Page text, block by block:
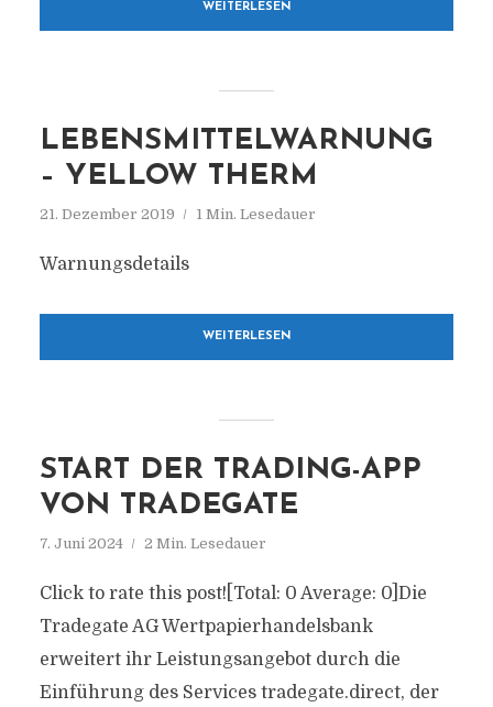
WEITERLESEN
LEBENSMITTELWARNUNG
– YELLOW THERM
21. Dezember 2019 1 Min. Lesedauer
Warnungsdetails
WEITERLESEN
START DER TRADING-APP
VON TRADEGATE
7. Juni 2024 2 Min. Lesedauer
Click to rate this post![Total: 0 Average: 0]Die
Tradegate AG Wertpapierhandelsbank
erweitert ihr Leistungsangebot durch die
Einführung des Services tradegate.direct, der